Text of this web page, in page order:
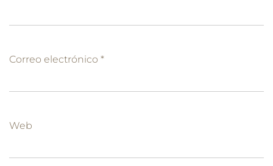
Correo electrónico *
Web